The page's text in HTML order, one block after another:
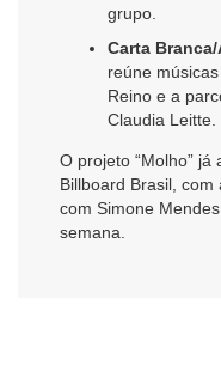
grupo.
Carta
reúne
Reino e a
Claudia Leitte.
O projeto “Molho”
Billboard Brasil, com
com Simone
semana.